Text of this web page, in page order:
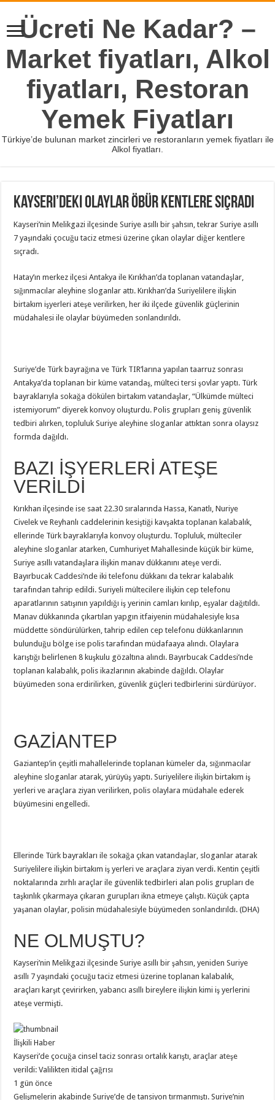
Ücreti Ne Kadar? –
Market fiyatları, Alkol
fiyatları, Restoran
Yemek Fiyatları
Türkiye’de bulunan market zincirleri ve restoranların yemek fiyatları ile
Alkol fiyatları.
Kayseri’deki olaylar öbür kentlere sıçradı
Kayseri’nin Melikgazi ilçesinde Suriye asıllı bir şahsın, tekrar Suriye asıllı
7 yaşındaki çocuğu taciz etmesi üzerine çıkan olaylar diğer kentlere
sıçradı.
Hatay’ın merkez ilçesi Antakya ile Kırıkhan’da toplanan vatandaşlar,
sığınmacılar aleyhine sloganlar attı. Kırıkhan’da Suriyelilere ilişkin
birtakım işyerleri ateşe verilirken, her iki ilçede güvenlik güçlerinin
müdahalesi ile olaylar büyümeden sonlandırıldı.
Suriye’de Türk bayrağına ve Türk TIR’larına yapılan taarruz sonrası
Antakya’da toplanan bir küme vatandaş, mülteci tersi şovlar yaptı. Türk
bayraklarıyla sokağa dökülen birtakım vatandaşlar, “Ülkümde mülteci
istemiyorum” diyerek konvoy oluşturdu. Polis grupları geniş güvenlik
tedbiri alırken, topluluk Suriye aleyhine sloganlar attıktan sonra olaysız
formda dağıldı.
BAZI İŞYERLERİ ATEŞE
VERİLDİ
Kırıkhan ilçesinde ise saat 22.30 sıralarında Hassa, Kanatlı, Nuriye
Civelek ve Reyhanlı caddelerinin kesiştiği kavşakta toplanan kalabalık,
ellerinde Türk bayraklarıyla konvoy oluşturdu. Topluluk, mülteciler
aleyhine sloganlar atarken, Cumhuriyet Mahallesinde küçük bir küme,
Suriye asıllı vatandaşlara ilişkin manav dükkanını ateşe verdi.
Bayırbucak Caddesi’nde iki telefonu dükkanı da tekrar kalabalık
tarafından tahrip edildi. Suriyeli mültecilere ilişkin cep telefonu
aparatlarının satışının yapıldığı iş yerinin camları kırılıp, eşyalar dağıtıldı.
Manav dükkanında çıkartılan yapgın itfaiyenin müdahalesiyle kısa
müddette söndürülürken, tahrip edilen cep telefonu dükkanlarının
bulunduğu bölge ise polis tarafından müdafaaya alındı. Olaylara
karıştığı belirlenen 8 kuşkulu gözaltına alındı. Bayırbucak Caddesi’nde
toplanan kalabalık, polis ikazlarının akabinde dağıldı. Olaylar
büyümeden sona erdirilirken, güvenlik güçleri tedbirlerini sürdürüyor.
GAZİANTEP
Gaziantep’in çeşitli mahallelerinde toplanan kümeler da, sığınmacılar
aleyhine sloganlar atarak, yürüyüş yaptı. Suriyelilere ilişkin birtakım iş
yerleri ve araçlara ziyan verilirken, polis olaylara müdahale ederek
büyümesini engelledi.
Ellerinde Türk bayrakları ile sokağa çıkan vatandaşlar, sloganlar atarak
Suriyelilere ilişkin birtakım iş yerleri ve araçlara ziyan verdi. Kentin çeşitli
noktalarında zırhlı araçlar ile güvenlik tedbirleri alan polis grupları de
taşkınlık çıkarmaya çıkaran gurupları ikna etmeye çalıştı. Küçük çapta
yaşanan olaylar, polisin müdahalesiyle büyümeden sonlandırıldı. (DHA)
NE OLMUŞTU?
Kayseri’nin Melikgazi ilçesinde Suriye asıllı bir şahsın, yeniden Suriye
asıllı 7 yaşındaki çocuğu taciz etmesi üzerine toplanan kalabalık,
araçları karşıt çevirirken, yabancı asıllı bireylere ilişkin kimi iş yerlerini
ateşe vermişti.
İlişkili Haber
Kayseri’de çocuğa cinsel taciz sonrası ortalık karıştı, araçlar ateşe
verildi: Valilikten itidal çağrısı
1 gün önce
Gelişmelerin akabinde Suriye’de de tansiyon tırmanmıştı. Suriye’nin